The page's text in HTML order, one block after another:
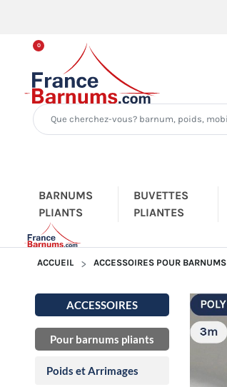
0
BARNUMS
PLIANTS
BUVETTES
PLIANTES
ACCUEIL ACCESSOIRES POUR
ACCESSOIRES
Pour barnums pliants
Poids et Arrimages